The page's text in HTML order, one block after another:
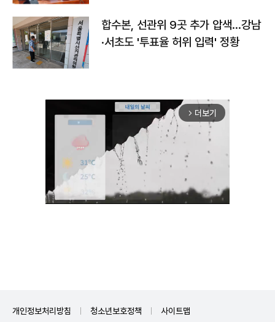
합수본, 선관위 9곳 추가 압색…강남
·서초도 '투표율 허위 입력' 정황
arrow_forward_ios 더보기
개인정보처리방침 청소년보호정책 사이트맵